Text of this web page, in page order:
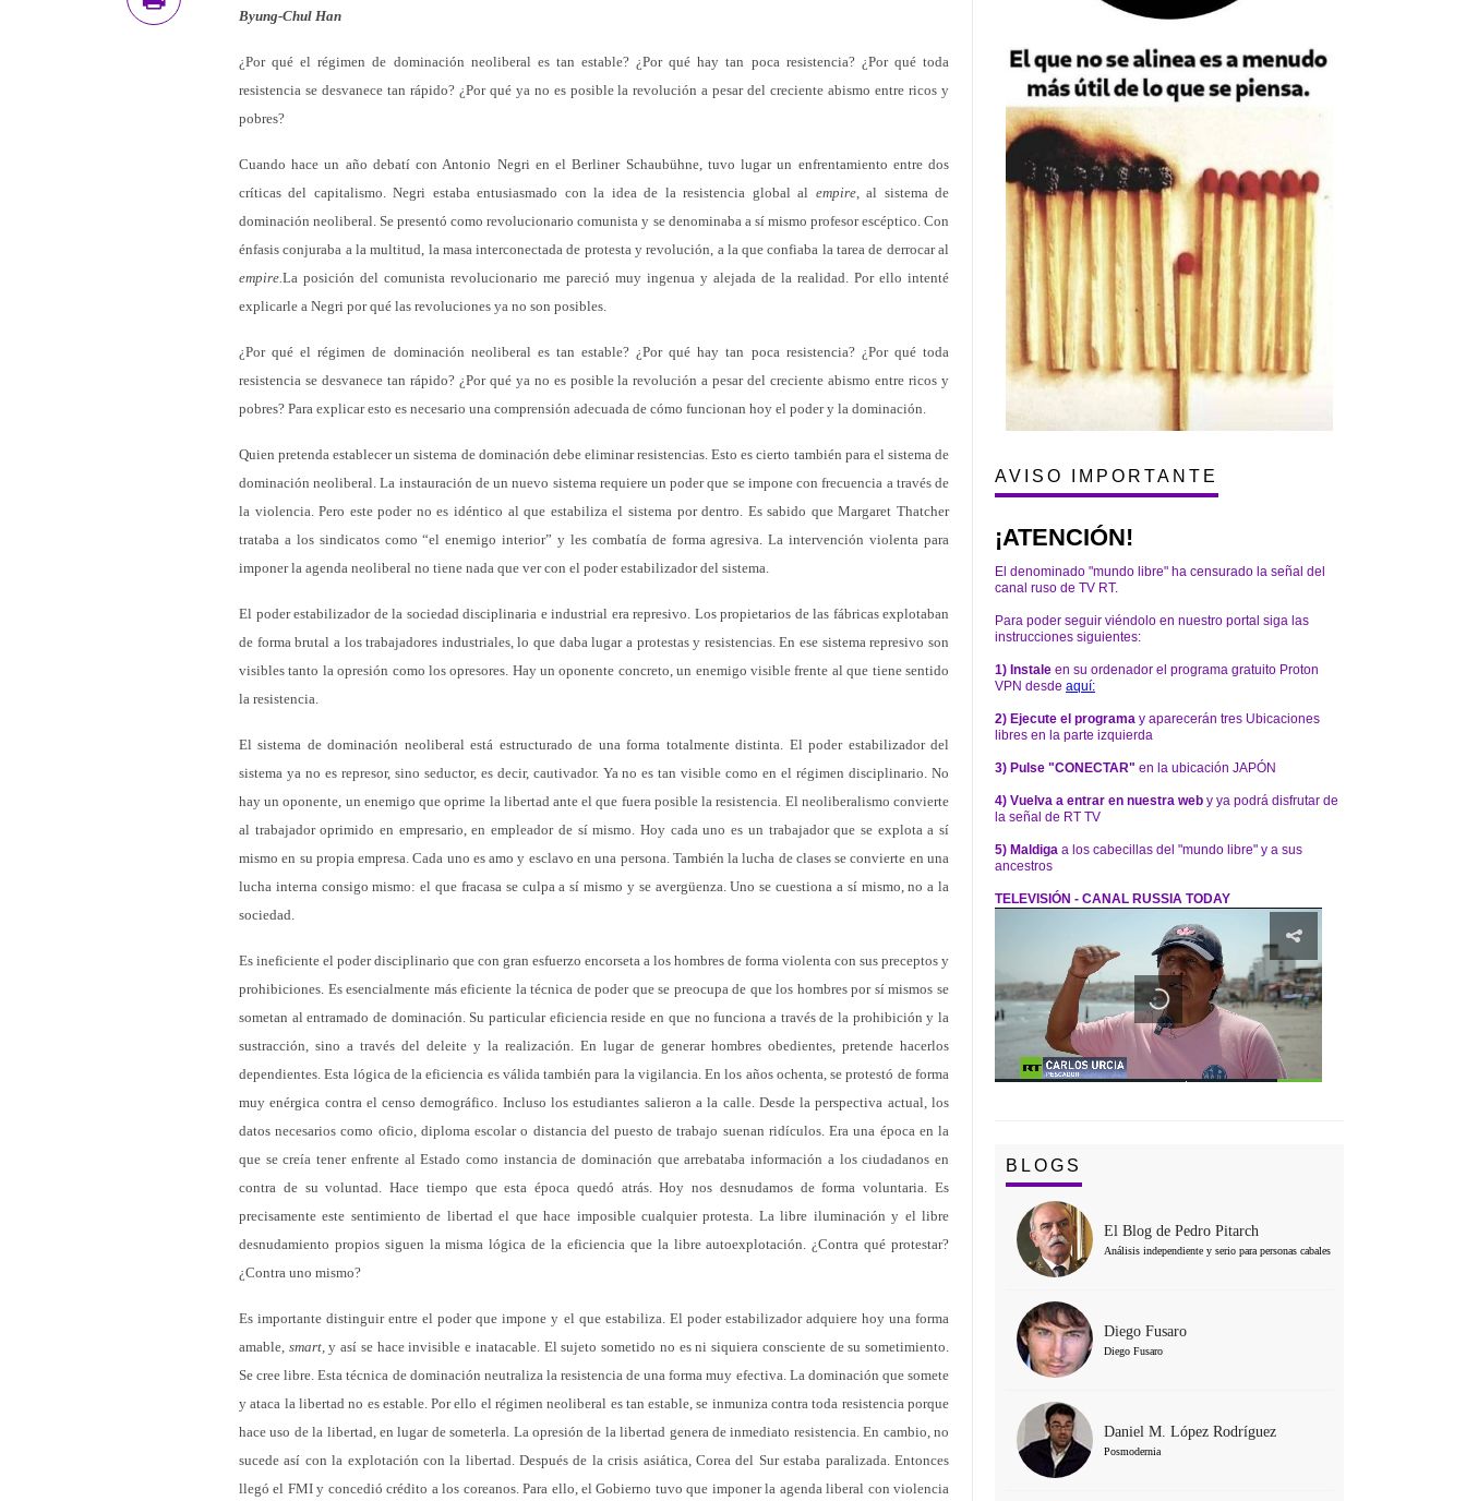
Byung-Chul Han
¿Por qué el régimen de dominación neoliberal es tan estable? ¿Por qué hay tan poca resistencia? ¿Por qué toda
resistencia se desvanece tan rápido? ¿Por qué ya no es posible la revolución a pesar del creciente abismo entre ricos y
pobres?
Cuando hace un año debatí con Antonio Negri en el Berliner Schaubühne, tuvo lugar un enfrentamiento entre dos
críticas del capitalismo. Negri estaba entusiasmado con la idea de la resistencia global al empire, al sistema de
dominación neoliberal. Se presentó como revolucionario comunista y se denominaba a sí mismo profesor escéptico. Con
énfasis conjuraba a la multitud, la masa interconectada de protesta y revolución, a la que confiaba la tarea de derrocar al
empire.La posición del comunista revolucionario me pareció muy ingenua y alejada de la realidad. Por ello intenté
explicarle a Negri por qué las revoluciones ya no son posibles.
¿Por qué el régimen de dominación neoliberal es tan estable? ¿Por qué hay tan poca resistencia? ¿Por qué toda
resistencia se desvanece tan rápido? ¿Por qué ya no es posible la revolución a pesar del creciente abismo entre ricos y
pobres? Para explicar esto es necesario una comprensión adecuada de cómo funcionan hoy el poder y la dominación.
Quien pretenda establecer un sistema de dominación debe eliminar resistencias. Esto es cierto también para el sistema de
dominación neoliberal. La instauración de un nuevo sistema requiere un poder que se impone con frecuencia a través de
la violencia. Pero este poder no es idéntico al que estabiliza el sistema por dentro. Es sabido que Margaret Thatcher
trataba a los sindicatos como “el enemigo interior” y les combatía de forma agresiva. La intervención violenta para
imponer la agenda neoliberal no tiene nada que ver con el poder estabilizador del sistema.
El poder estabilizador de la sociedad disciplinaria e industrial era represivo. Los propietarios de las fábricas explotaban
de forma brutal a los trabajadores industriales, lo que daba lugar a protestas y resistencias. En ese sistema represivo son
visibles tanto la opresión como los opresores. Hay un oponente concreto, un enemigo visible frente al que tiene sentido
la resistencia.
El sistema de dominación neoliberal está estructurado de una forma totalmente distinta. El poder estabilizador del
sistema ya no es represor, sino seductor, es decir, cautivador. Ya no es tan visible como en el régimen disciplinario. No
hay un oponente, un enemigo que oprime la libertad ante el que fuera posible la resistencia. El neoliberalismo convierte
al trabajador oprimido en empresario, en empleador de sí mismo. Hoy cada uno es un trabajador que se explota a sí
mismo en su propia empresa. Cada uno es amo y esclavo en una persona. También la lucha de clases se convierte en una
lucha interna consigo mismo: el que fracasa se culpa a sí mismo y se avergüenza. Uno se cuestiona a sí mismo, no a la
sociedad.
Es ineficiente el poder disciplinario que con gran esfuerzo encorseta a los hombres de forma violenta con sus preceptos y
prohibiciones. Es esencialmente más eficiente la técnica de poder que se preocupa de que los hombres por sí mismos se
sometan al entramado de dominación. Su particular eficiencia reside en que no funciona a través de la prohibición y la
sustracción, sino a través del deleite y la realización. En lugar de generar hombres obedientes, pretende hacerlos
dependientes. Esta lógica de la eficiencia es válida también para la vigilancia. En los años ochenta, se protestó de forma
muy enérgica contra el censo demográfico. Incluso los estudiantes salieron a la calle. Desde la perspectiva actual, los
datos necesarios como oficio, diploma escolar o distancia del puesto de trabajo suenan ridículos. Era una época en la
que se creía tener enfrente al Estado como instancia de dominación que arrebataba información a los ciudadanos en
contra de su voluntad. Hace tiempo que esta época quedó atrás. Hoy nos desnudamos de forma voluntaria. Es
precisamente este sentimiento de libertad el que hace imposible cualquier protesta. La libre iluminación y el libre
desnudamiento propios siguen la misma lógica de la eficiencia que la libre autoexplotación. ¿Contra qué protestar?
¿Contra uno mismo?
Es importante distinguir entre el poder que impone y el que estabiliza. El poder estabilizador adquiere hoy una forma
amable, smart,y así se hace invisible e inatacable. El sujeto sometido no es ni siquiera consciente de su sometimiento.
Se cree libre. Esta técnica de dominación neutraliza la resistencia de una forma muy efectiva. La dominación que somete
y ataca la libertad no es estable. Por ello el régimen neoliberal es tan estable, se inmuniza contra toda resistencia porque
hace uso de la libertad, en lugar de someterla. La opresión de la libertad genera de inmediato resistencia. En cambio, no
sucede así con la explotación con la libertad. Después de la crisis asiática, Corea del Sur estaba paralizada. Entonces
llegó el FMI y concedió crédito a los coreanos. Para ello, el Gobierno tuvo que imponer la agenda liberal con violencia
AVISO IMPORTANTE
¡ATENCIÓN!
El denominado "mundo libre" ha censurado la señal del
canal ruso de TV RT.
Para poder seguir viéndolo en nuestro portal siga las
instrucciones siguientes:
1) Instale en su ordenador el programa gratuito Proton
VPN desde aquí:
2) Ejecute el programa y aparecerán tres Ubicaciones
libres en la parte izquierda
3) Pulse "CONECTAR" en la ubicación JAPÓN
4) Vuelva a entrar en nuestra web y ya podrá disfrutar de
la señal de RT TV
5) Maldiga a los cabecillas del "mundo libre" y a sus
ancestros
TELEVISIÓN - CANAL RUSSIA TODAY
BLOGS
El Blog de Pedro Pitarch
Análisis independiente y serio para personas cabales
Diego Fusaro
Diego Fusaro
Daniel M. López Rodríguez
Posmodernia